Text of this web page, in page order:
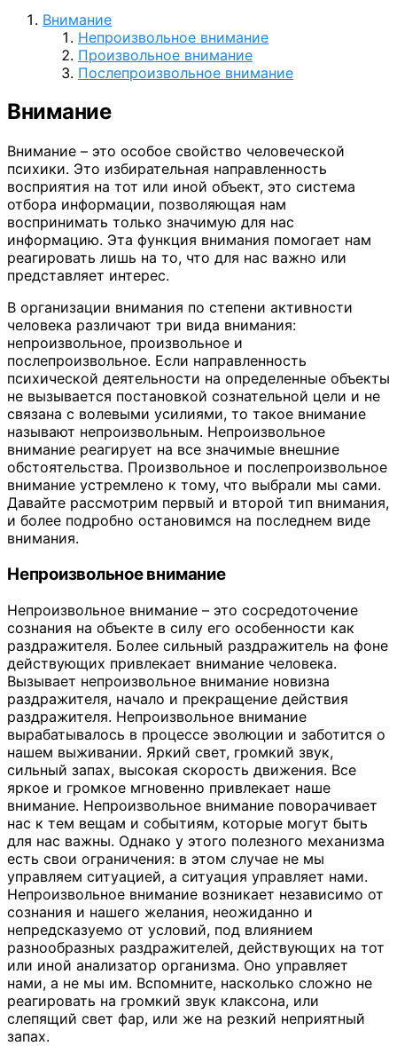
Внимание
Непроизвольное внимание
Произвольное внимание
Послепроизвольное внимание
Внимание
Внимание – это особое свойство человеческой
психики. Это избирательная направленность
восприятия на тот или иной объект, это система
отбора информации, позволяющая нам
воспринимать только значимую для нас
информацию. Эта функция внимания помогает нам
реагировать лишь на то, что для нас важно или
представляет интерес.
В организации внимания по степени активности
человека различают три вида внимания:
непроизвольное, произвольное и
послепроизвольное. Если направленность
психической деятельности на определенные объекты
не вызывается постановкой сознательной цели и не
связана с волевыми усилиями, то такое внимание
называют непроизвольным. Непроизвольное
внимание реагирует на все значимые внешние
обстоятельства. Произвольное и послепроизвольное
внимание устремлено к тому, что выбрали мы сами.
Давайте рассмотрим первый и второй тип внимания,
и более подробно остановимся на последнем виде
внимания.
Непроизвольное внимание
Непроизвольное внимание – это сосредоточение
сознания на объекте в силу его особенности как
раздражителя. Более сильный раздражитель на фоне
действующих привлекает внимание человека.
Вызывает непроизвольное внимание новизна
раздражителя, начало и прекращение действия
раздражителя. Непроизвольное внимание
вырабатывалось в процессе эволюции и заботится о
нашем выживании. Яркий свет, громкий звук,
сильный запах, высокая скорость движения. Все
яркое и громкое мгновенно привлекает наше
внимание. Непроизвольное внимание поворачивает
нас к тем вещам и событиям, которые могут быть
для нас важны. Однако у этого полезного механизма
есть свои ограничения: в этом случае не мы
управляем ситуацией, а ситуация управляет нами.
Непроизвольное внимание возникает независимо от
сознания и нашего желания, неожиданно и
непредсказуемо от условий, под влиянием
разнообразных раздражителей, действующих на тот
или иной анализатор организма. Оно управляет
нами, а не мы им. Вспомните, насколько сложно не
реагировать на громкий звук клаксона, или
слепящий свет фар, или же на резкий неприятный
запах.